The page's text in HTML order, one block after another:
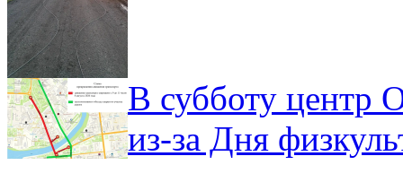
В субботу центр
из-за Дня